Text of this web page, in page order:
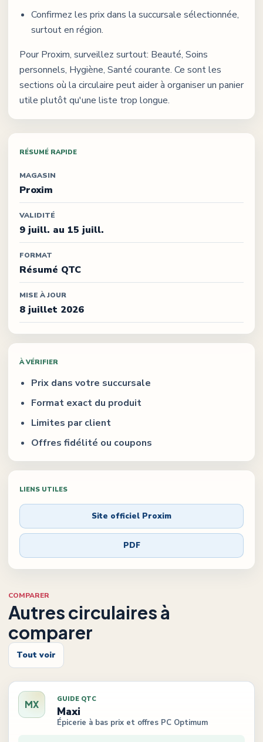
Confirmez les prix dans la succursale sélectionnée,
surtout en région.
PourProxim, surveillez surtout: Beauté, Soins
personnels, Hygiène, Santé courante. Ce sont les
sections où la circulaire peut aider à organiser un panier
utile plutôt qu'une liste trop longue.
RÉSUMÉ RAPIDE
MAGASIN
Proxim
VALIDITÉ
9 juill. au 15 juill.
FORMAT
Résumé QTC
MISE À JOUR
8 juillet 2026
À VÉRIFIER
Prix dans votre succursale
Format exact du produit
Limites par client
Offres fidélité ou coupons
LIENS UTILES
Site officiel Proxim
PDF
COMPARER
Autres circulaires à
comparer
Tout voir
MX GUIDE QTC
Maxi
Épicerie à bas prix et offres PC Optimum